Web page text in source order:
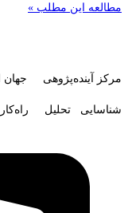
مطالعه این مطلب »
مرکز آینده‌پژوهی جهان
شناسایی تحلیل راه‌کار